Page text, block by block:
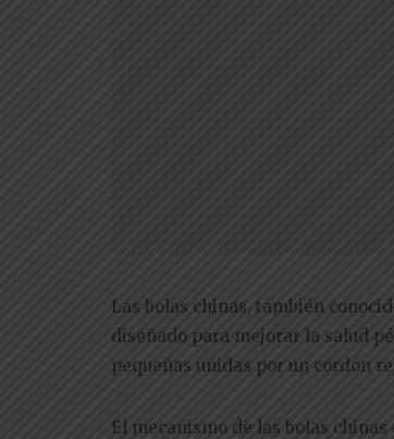
Las bolas chinas, también
diseñado para mejorar la salud
pequeñas unidas por un cordón
El mecanismo de las bolas